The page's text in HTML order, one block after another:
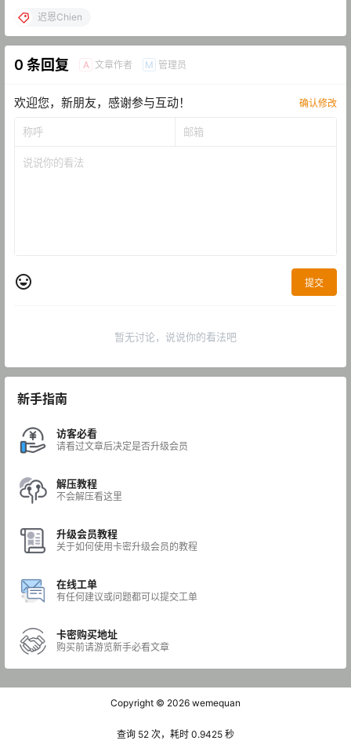
迟恩Chien
0 条回复 A 文章作者 M 管理员
欢迎您，新朋友，感谢参与互动！ 确认修改
提交
暂无讨论，说说你的看法吧
新手指南
访客必看
请看过文章后决定是否升级会员
解压教程
不会解压看这里
升级会员教程
关于如何使用卡密升级会员的教程
在线工单
有任何建议或问题都可以提交工单
卡密购买地址
购买前请游览新手必看文章
Copyright © 2026 wemequan
查询 52 次，耗时 0.9425 秒